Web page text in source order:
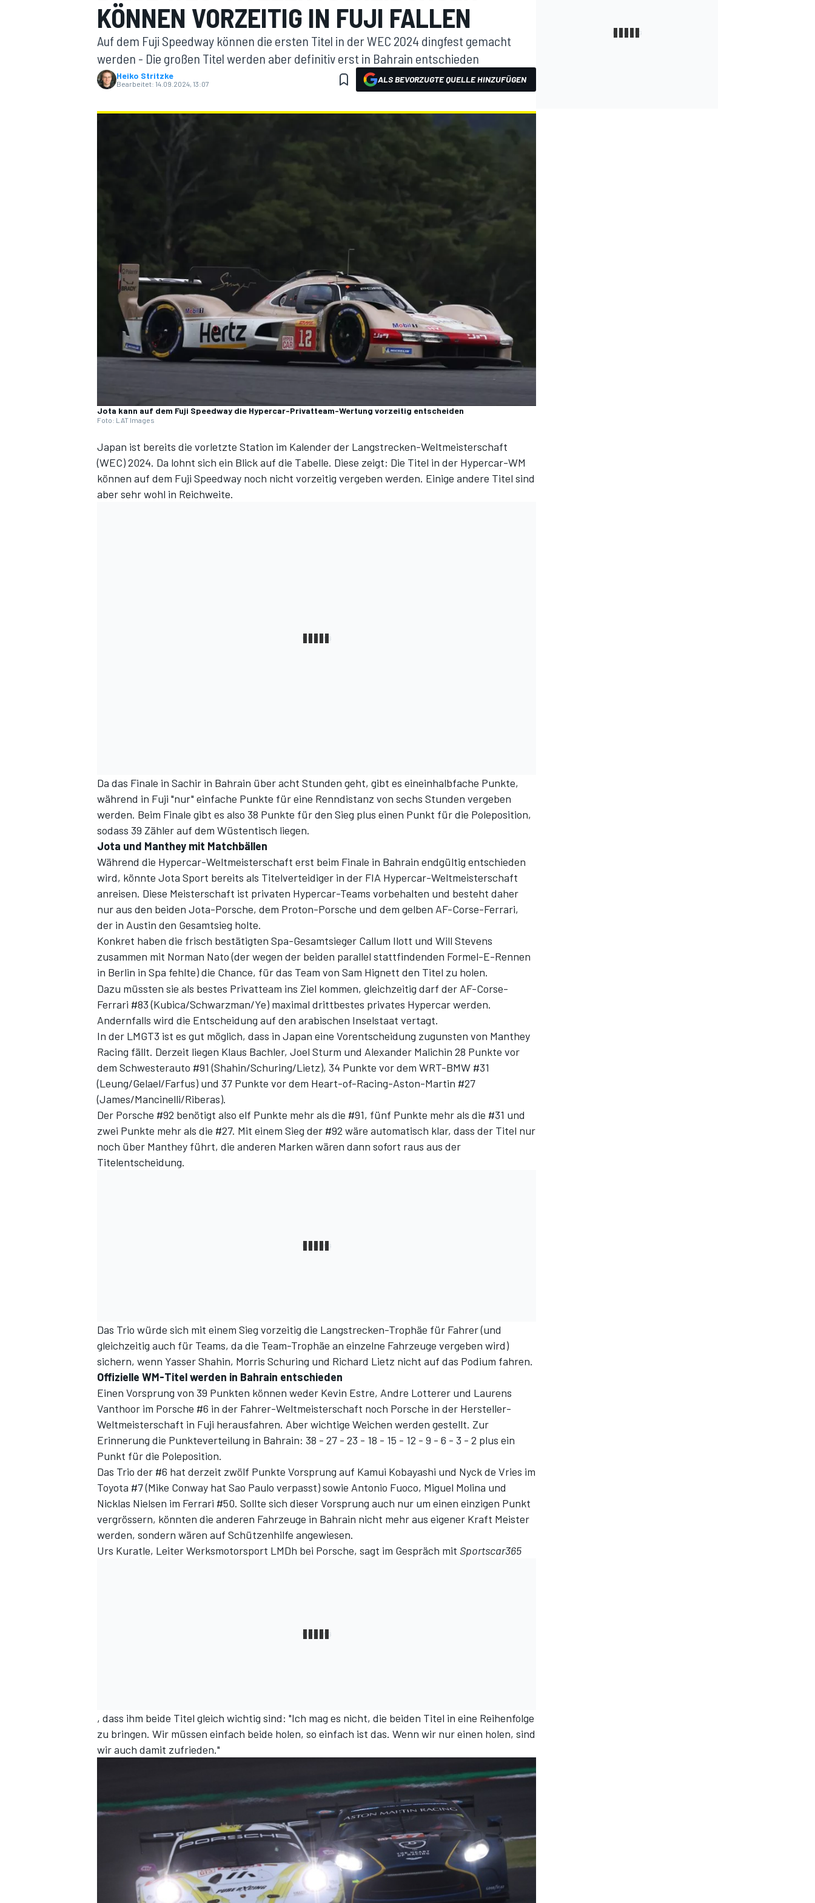
SPORTWAGEN
KÖNNEN VORZEITIG IN FUJI FALLEN
Auf dem Fuji Speedway können die ersten Titel in der WEC 2024 dingfest gemacht
werden - Die großen Titel werden aber definitiv erst in Bahrain entschieden
Heiko Stritzke
Bearbeitet: 14.09.2024, 13:07 ALS BEVORZUGTE QUELLE HINZUFÜGEN
Jota kann auf dem Fuji Speedway die Hypercar-Privatteam-Wertung vorzeitig entscheiden
Foto: LAT Images
Japan ist bereits die vorletzte Station im Kalender der Langstrecken-Weltmeisterschaft
(WEC) 2024. Da lohnt sich ein Blick auf die Tabelle. Diese zeigt: Die Titel in der Hypercar-WM
können auf dem Fuji Speedway noch nicht vorzeitig vergeben werden. Einige andere Titel sind
aber sehr wohl in Reichweite.
Da das Finale in Sachir in Bahrain über acht Stunden geht, gibt es eineinhalbfache Punkte,
während in Fuji "nur" einfache Punkte für eine Renndistanz von sechs Stunden vergeben
werden. Beim Finale gibt es also 38 Punkte für den Sieg plus einen Punkt für die Poleposition,
sodass 39 Zähler auf dem Wüstentisch liegen.
Jota und Manthey mit Matchbällen
Während die Hypercar-Weltmeisterschaft erst beim Finale in Bahrain endgültig entschieden
wird, könnte Jota Sport bereits als Titelverteidiger in der FIA Hypercar-Weltmeisterschaft
anreisen. Diese Meisterschaft ist privaten Hypercar-Teams vorbehalten und besteht daher
nur aus den beiden Jota-Porsche, dem Proton-Porsche und dem gelben AF-Corse-Ferrari,
der in Austin den Gesamtsieg holte.
Konkret haben die frisch bestätigten Spa-Gesamtsieger Callum Ilott und Will Stevens
zusammen mit Norman Nato (der wegen der beiden parallel stattfindenden Formel-E-Rennen
in Berlin in Spa fehlte) die Chance, für das Team von Sam Hignett den Titel zu holen.
Dazu müssten sie als bestes Privatteam ins Ziel kommen, gleichzeitig darf der AF-Corse-
Ferrari #83 (Kubica/Schwarzman/Ye) maximal drittbestes privates Hypercar werden.
Andernfalls wird die Entscheidung auf den arabischen Inselstaat vertagt.
In der LMGT3 ist es gut möglich, dass in Japan eine Vorentscheidung zugunsten von Manthey
Racing fällt. Derzeit liegen Klaus Bachler, Joel Sturm und Alexander Malichin 28 Punkte vor
dem Schwesterauto #91 (Shahin/Schuring/Lietz), 34 Punkte vor dem WRT-BMW #31
(Leung/Gelael/Farfus) und 37 Punkte vor dem Heart-of-Racing-Aston-Martin #27
(James/Mancinelli/Riberas).
Der Porsche #92 benötigt also elf Punkte mehr als die #91, fünf Punkte mehr als die #31 und
zwei Punkte mehr als die #27. Mit einem Sieg der #92 wäre automatisch klar, dass der Titel nur
noch über Manthey führt, die anderen Marken wären dann sofort raus aus der
Titelentscheidung.
Das Trio würde sich mit einem Sieg vorzeitig die Langstrecken-Trophäe für Fahrer (und
gleichzeitig auch für Teams, da die Team-Trophäe an einzelne Fahrzeuge vergeben wird)
sichern, wenn Yasser Shahin, Morris Schuring und Richard Lietz nicht auf das Podium fahren.
Offizielle WM-Titel werden in Bahrain entschieden
Einen Vorsprung von 39 Punkten können weder Kevin Estre, Andre Lotterer und Laurens
Vanthoor im Porsche #6 in der Fahrer-Weltmeisterschaft noch Porsche in der Hersteller-
Weltmeisterschaft in Fuji herausfahren. Aber wichtige Weichen werden gestellt. Zur
Erinnerung die Punkteverteilung in Bahrain: 38 - 27 - 23 - 18 - 15 - 12 - 9 - 6 - 3 - 2 plus ein
Punkt für die Poleposition.
Das Trio der #6 hat derzeit zwölf Punkte Vorsprung auf Kamui Kobayashi und Nyck de Vries im
Toyota #7 (Mike Conway hat Sao Paulo verpasst) sowie Antonio Fuoco, Miguel Molina und
Nicklas Nielsen im Ferrari #50. Sollte sich dieser Vorsprung auch nur um einen einzigen Punkt
vergrössern, könnten die anderen Fahrzeuge in Bahrain nicht mehr aus eigener Kraft Meister
werden, sondern wären auf Schützenhilfe angewiesen.
Urs Kuratle, Leiter Werksmotorsport LMDh bei Porsche, sagt im Gespräch mit Sportscar365
, dass ihm beide Titel gleich wichtig sind: "Ich mag es nicht, die beiden Titel in eine Reihenfolge
zu bringen. Wir müssen einfach beide holen, so einfach ist das. Wenn wir nur einen holen, sind
wir auch damit zufrieden."